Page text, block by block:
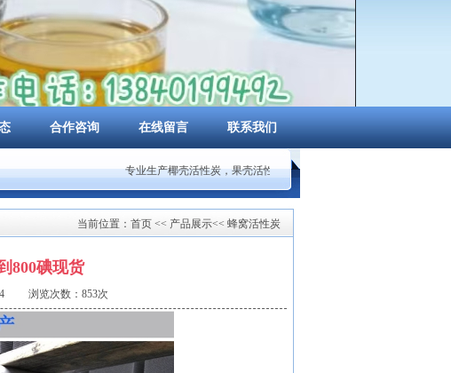
合作咨询 在线留言 联系我们
专业生产椰壳活性炭，果壳活性炭，柱状活性炭，煤质粉状活性炭，蜂
当前位置： 首页 << 产品展示<< 蜂窝活性炭
800碘现货
浏览次数：853次